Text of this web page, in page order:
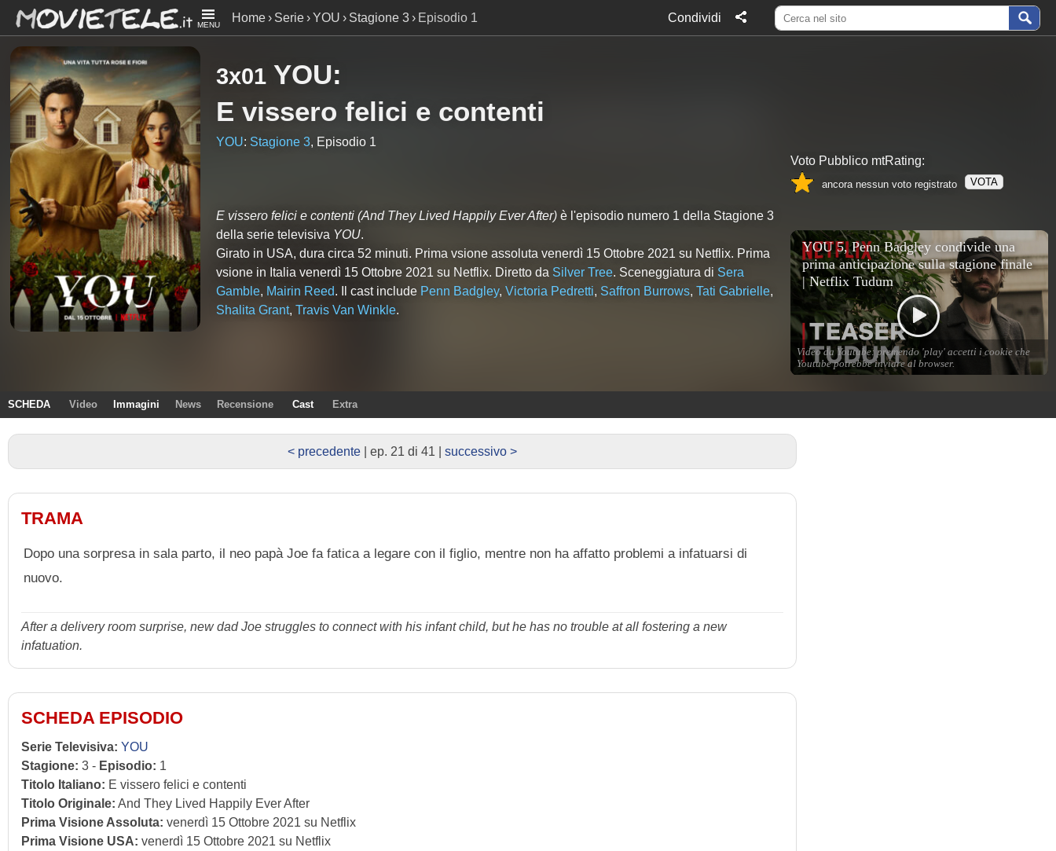
MENU
Home Serie YOU Stagione 3 Episodio 1 Condividi
3x01 YOU:
E vissero felici e contenti
YOU: Stagione 3, Episodio 1
E vissero felici e contenti (And They Lived Happily Ever After)è l'episodio numero 1 della Stagione 3
della serie televisiva YOU.
Girato in USA, dura circa 52 minuti. Prima vsione assoluta venerdì 15 Ottobre 2021 su Netflix. Prima
vsione in Italia venerdì 15 Ottobre 2021 su Netflix. Diretto da Silver Tree. Sceneggiatura di Sera
Gamble, Mairin Reed. Il cast include Penn Badgley, Victoria Pedretti, Saffron Burrows, Tati Gabrielle,
Shalita Grant, Travis Van Winkle.
Voto Pubblico mtRating:
ancora nessun voto registrato VOTA
SCHEDA Video Immagini News Recensione Cast Extra
< precedente | ep. 21 di 41 | successivo >
TRAMA
Dopo una sorpresa in sala parto, il neo papà Joe fa fatica a legare con il figlio, mentre non ha affatto problemi a infatuarsi di
nuovo.
After a delivery room surprise, new dad Joe struggles to connect with his infant child, but he has no trouble at all fostering a new
infatuation.
SCHEDA EPISODIO
Serie Televisiva: YOU
Stagione: 3 - Episodio: 1
Titolo Italiano: E vissero felici e contenti
Titolo Originale: And They Lived Happily Ever After
Prima Visione Assoluta: venerdì 15 Ottobre 2021 su Netflix
Prima Visione USA: venerdì 15 Ottobre 2021 su Netflix